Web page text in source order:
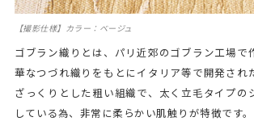
【撮影仕様】カラー：ベージュ
ゴブラン織りとは、パリ近郊のゴブラン工場で
華なつづれ織りをもとにイタリア等で開発され
ざっくりとした粗い組織で、太く立毛タイプの
している為、非常に柔らかい肌触りが特徴です。